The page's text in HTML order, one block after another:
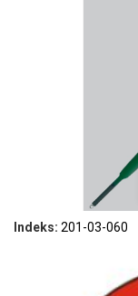
Indeks: 201-03-060